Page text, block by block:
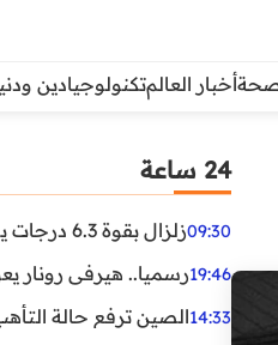
أخبار العالمتكنولوجيادين
24 ساعة
09:30زلزال بقوة 6.3 درجات يضرب جنوب الفلبين.. ولا تحذير من تسونامي حتى الآن
19:46رسميا.. هيرفي رونار
14:33الصين ترفع حالة